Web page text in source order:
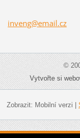
inveng@email.cz
©
Vytvořte si
Zobrazit: Mobilní verzi